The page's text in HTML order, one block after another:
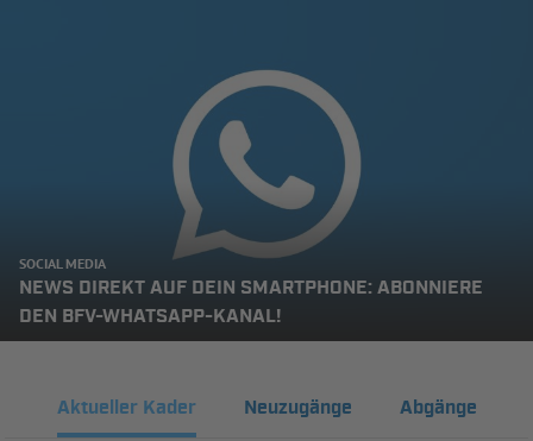
SOCIAL MEDIA
NEWS DIREKT AUF DEIN SMARTPHONE: ABONNIERE
DEN BFV-WHATSAPP-KANAL!
Aktueller Kader Neuzugänge Abgänge